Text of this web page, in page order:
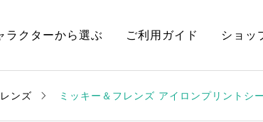
ラクターから選ぶ ご利用ガイド ショッ
ンズ ミッキー＆フレンズ アイロンプリントシ